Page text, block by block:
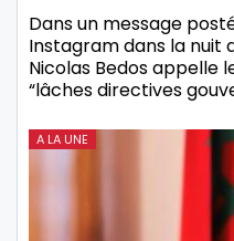
Dans un message
Instagram dans la nuit
Nicolas Bedos appelle
“lâches directives
A LA UNE